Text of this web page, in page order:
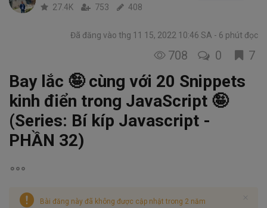
27.4K 753 408
Đã đăng vào thg 11 15, 2022 10:46 SA 6 phút đọc
708 0 7
Bay lắc 🤪 cùng với 20 Snippets
kinh điển trong JavaScript 🤪
(Series: Bí kíp Javascript -
PHẦN 32)
Bài đăng này đã không được cập nhật trong 2 năm